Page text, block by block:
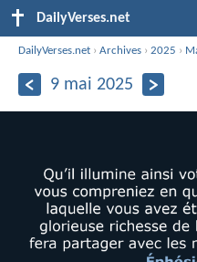
DailyVerses.net
DailyVerses.net ›Archives ›2025 ›
9 mai 2025